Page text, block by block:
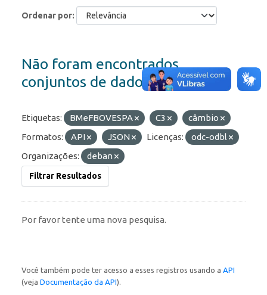
Ordenar por
Não foram encontrados
conjuntos de dados
Etiquetas: BMeFBOVESPA C3
câmbio
Formatos:
API JSON Licenças:
odc-odbl
Organizações:
deban
Filtrar Resultados
Por favor tente uma nova pesquisa.
Você também pode ter acesso a esses registros usando a API
(veja Documentação da API).